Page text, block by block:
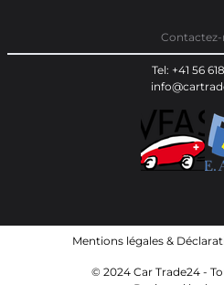
Tel: +41 56
Mentions légales&
© 2024 Car Trade24 -